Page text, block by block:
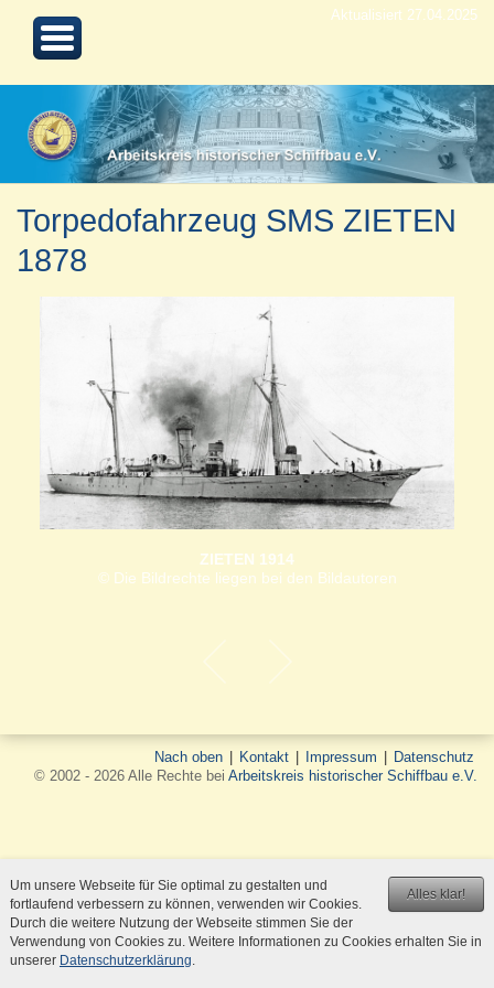
Aktualisiert 27.04.2025
Torpedofahrzeug SMS ZIETEN
1878
ZIETEN 1914
© Die Bildrechte liegen bei den Bildautoren
Nach oben Kontakt Impressum
Datenschutz
© 2002 - 2026 Alle Rechte bei Arbeitskreis historischer Schiffbau e.V.
Alles klar!
Um unsere Webseite für Sie optimal zu gestalten und
fortlaufend verbessern zu können, verwenden wir Cookies.
Durch die weitere Nutzung der Webseite stimmen Sie der
Verwendung von Cookies zu. Weitere Informationen zu Cookies erhalten Sie in
unserer Datenschutzerklärung